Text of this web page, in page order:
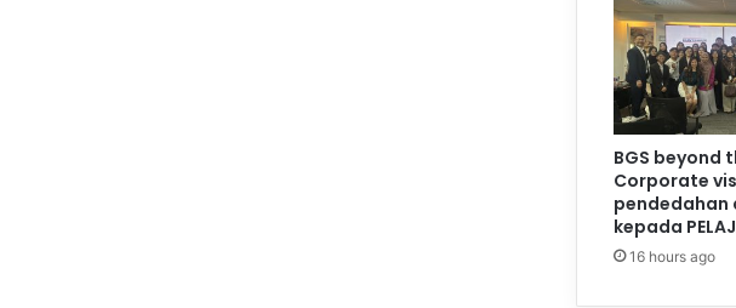
BGS beyond
Corporate
pendedahan
kepada
16 hours ago